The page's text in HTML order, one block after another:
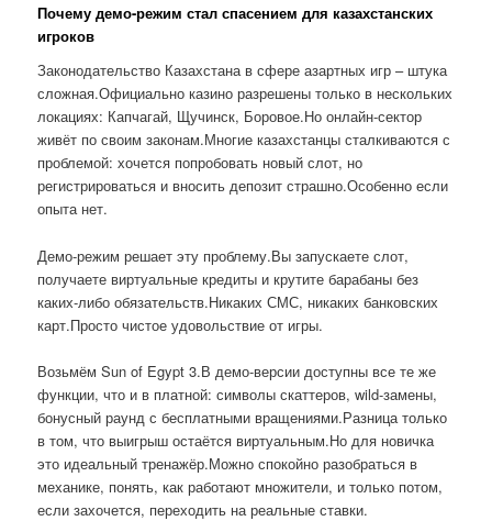
Почему демо-режим стал спасением для казахстанских
игроков
Законодательство Казахстана в сфере азартных игр – штука
сложная.Официально казино разрешены только в нескольких
локациях: Капчагай, Щучинск, Боровое.Но онлайн-сектор
живёт по своим законам.Многие казахстанцы сталкиваются с
проблемой: хочется попробовать новый слот, но
регистрироваться и вносить депозит страшно.Особенно если
опыта нет.
Демо-режим решает эту проблему.Вы запускаете слот,
получаете виртуальные кредиты и крутите барабаны без
каких-либо обязательств.Никаких СМС, никаких банковских
карт.Просто чистое удовольствие от игры.
Возьмём Sun of Egypt 3.В демо-версии доступны все те же
функции, что и в платной: символы скаттеров, wild-замены,
бонусный раунд с бесплатными вращениями.Разница только
в том, что выигрыш остаётся виртуальным.Но для новичка
это идеальный тренажёр.Можно спокойно разобраться в
механике, понять, как работают множители, и только потом,
если захочется, переходить на реальные ставки.